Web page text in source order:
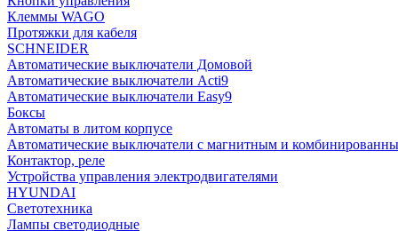
Клеммы WAGO
Протяжки для кабеля
SCHNEIDER
Автоматические выключатели Домовой
Автоматические выключатели Acti9
Автоматические выключатели Easy9
Боксы
Автоматы в литом корпусе
Автоматические выключатели с магнитным и
Контактор, реле
Устройства управления электродвигателями
HYUNDAI
Светотехника
Лампы светодиодные